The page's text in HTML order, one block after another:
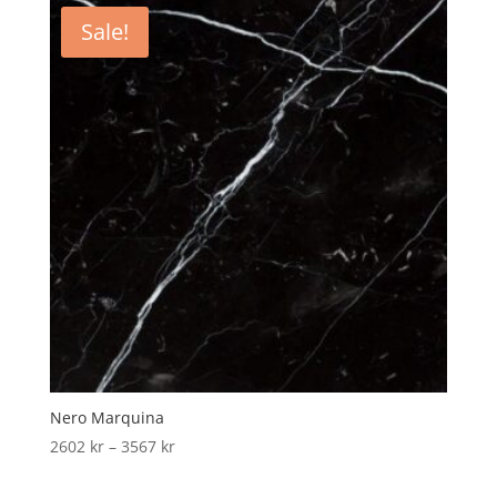
through
Sale!
Nero Marquina
2602 kr – 3567 krPrice